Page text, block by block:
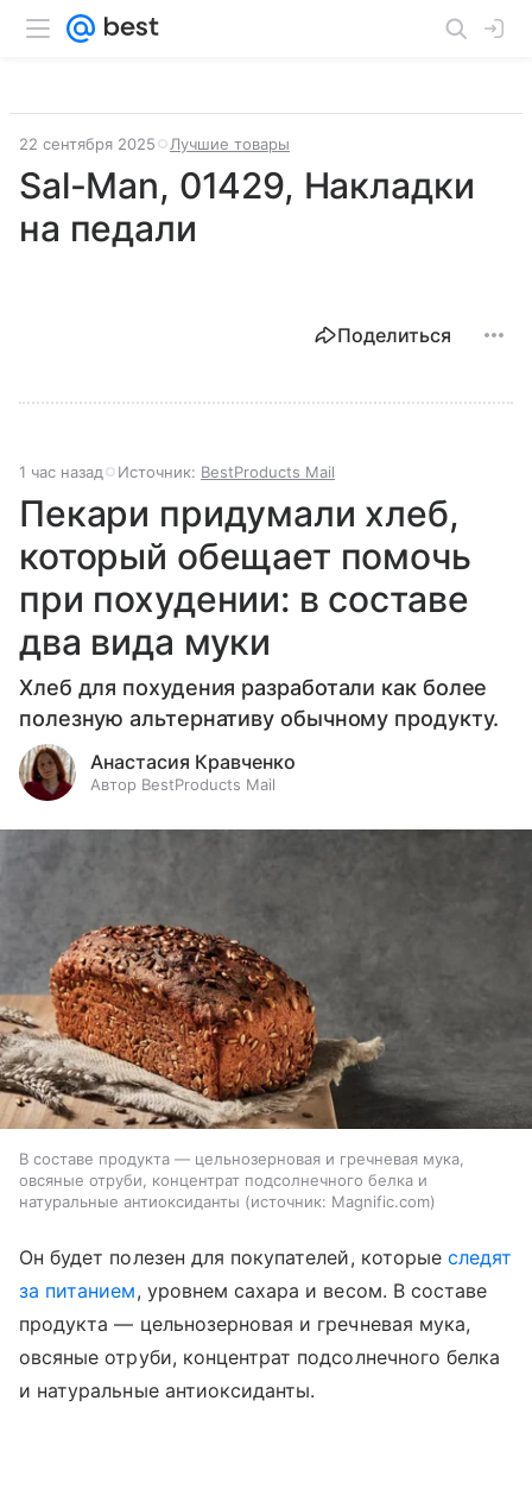
22 сентября 2025 Лучшие товары
Sal-Man, 01429, Накладки
на педали
Поделиться
1 час назад Источник: BestProducts Mail
Пекари придумали хлеб,
который обещает помочь
при похудении: в составе
два вида муки
Хлеб для похудения разработали как более
полезную альтернативу обычному продукту.
Анастасия Кравченко
Автор BestProducts Mail
В составе продукта — цельнозерновая и гречневая мука,
овсяные отруби, концентрат подсолнечного белка и
натуральные антиоксиданты
источник: Magnific.com
Он будет полезен для покупателей, которыеследят
за питанием, уровнем сахара и весом. В составе
продукта — цельнозерновая и гречневая мука,
овсяные отруби, концентрат подсолнечного белка
и натуральные антиоксиданты.